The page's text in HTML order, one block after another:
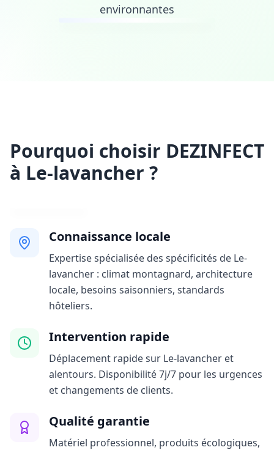
environnantes
Pourquoi choisir DEZINFECT
à Le-lavancher ?
Connaissance locale
Expertise spécialisée des spécificités de Le-
lavancher : climat montagnard, architecture
locale, besoins saisonniers, standards
hôteliers.
Intervention rapide
Déplacement rapide sur Le-lavancher et
alentours. Disponibilité 7j/7 pour les urgences
et changements de clients.
Qualité garantie
Matériel professionnel, produits écologiques,